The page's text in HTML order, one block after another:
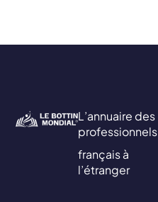
L’annuaire des
professionnels
français à
l’étranger